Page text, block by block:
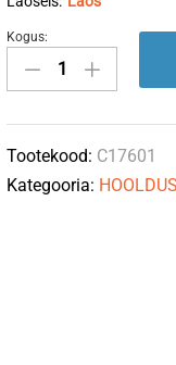
Õhufilter
C1760/1
FILTER
quantity
Kogus:
Tootekood: C17601
Kategooria: